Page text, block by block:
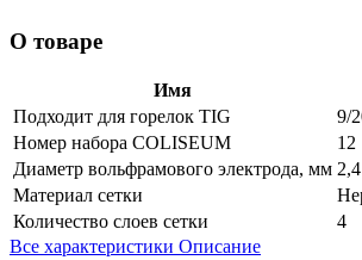
О товаре
Имя
Подходит для горелок TIG
9/
Номер набора COLISEUM
12
Диаметр вольфрамового электрода, мм 2,4
Материал сетки
Количество слоев сетки
4
Все характеристики Описание